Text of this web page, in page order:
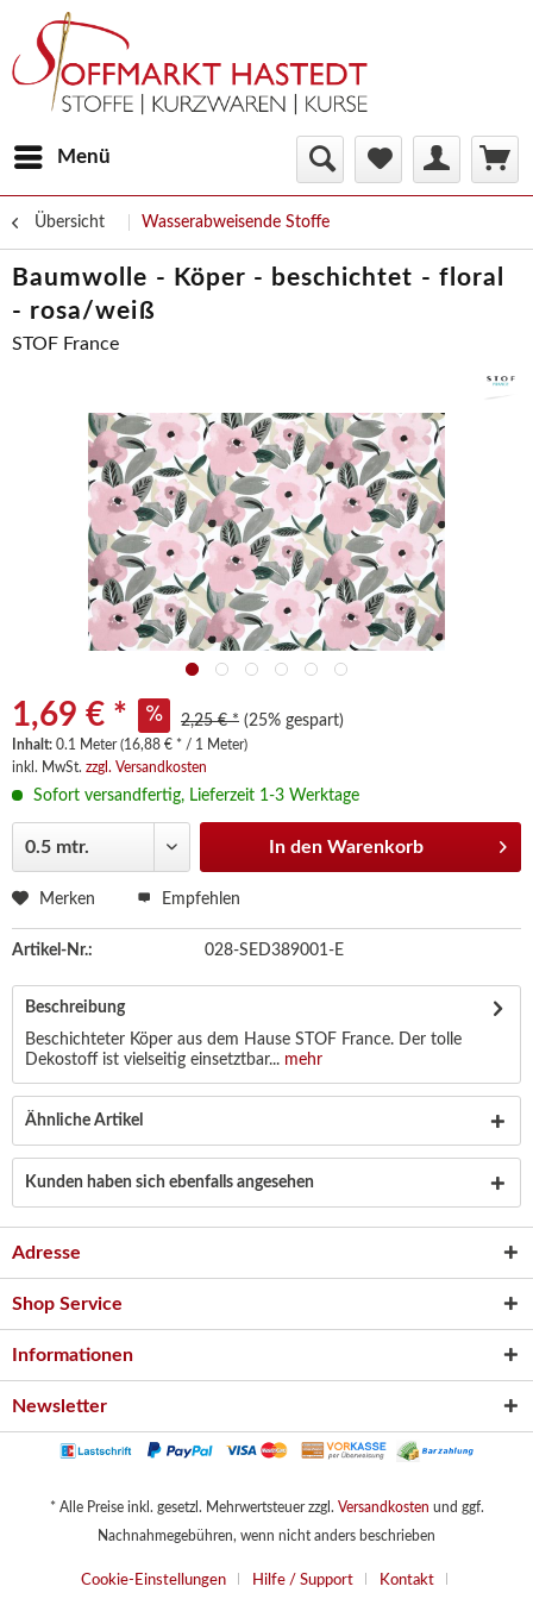
Menü
Übersicht Wasserabweisende Stoffe
Baumwolle - Köper - beschichtet - floral
- rosa/weiß
STOF France
1,69 € * 2,25 € * (25% gespart)
Inhalt: 0.1 Meter (16,88 € * / 1 Meter)
inkl. MwSt. zzgl. Versandkosten
Sofort versandfertig, Lieferzeit 1-3 Werktage
In den Warenkorb
Merken Empfehlen
Artikel-Nr.: 028-SED389001-E
Beschreibung
Beschichteter Köper aus dem Hause STOF France. Der tolle
Dekostoff ist vielseitig einsetztbar... mehr
Ähnliche Artikel
Kunden haben sich ebenfalls angesehen
Adresse
Shop Service
Informationen
Newsletter
* Alle Preise inkl. gesetzl. Mehrwertsteuer zzgl. Versandkosten und ggf.
Nachnahmegebühren, wenn nicht anders beschrieben
Cookie-Einstellungen Hilfe / Support Kontakt